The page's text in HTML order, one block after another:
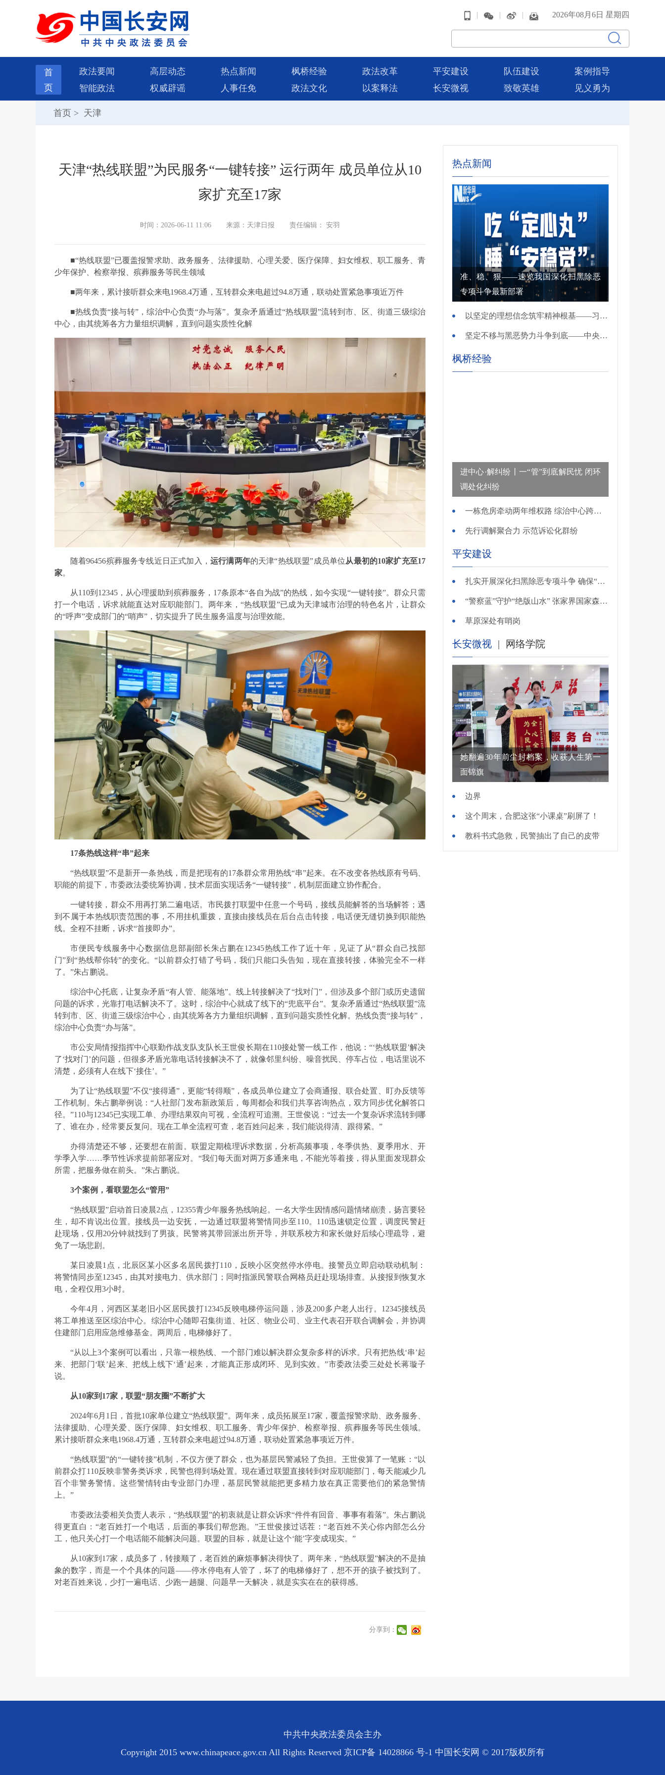
| | | 2026年08月6日 星期四
首
页
政法要闻 高层动态 热点新闻 枫桥经验 政法改革 平安建设 队伍建设
案例指导
智能政法
权威辟谣 人事任免 政法文化 以案释法 长安微视 致敬英雄 见义勇为
首页 > 天津
天津“热线联盟”为民服务“一键转接” 运行两年 成员单位从10
家扩充至17家
时间：2026-06-11 11:06 来源：天津日报 责任编辑： 安羽
■“热线联盟”已覆盖报警求助、政务服务、法律援助、心理关爱、医疗保障、妇女维权、职工服务、青
少年保护、检察举报、殡葬服务等民生领域
■两年来，累计接听群众来电1968.4万通，互转群众来电超过94.8万通，联动处置紧急事项近万件
■热线负责“接与转”，综治中心负责“办与落”。复杂矛盾通过“热线联盟”流转到市、区、街道三级综治
中心，由其统筹各方力量组织调解，直到问题实质性化解
随着96456殡葬服务专线近日正式加入， 运行满两年的天津“热线联盟”成员单位从最初的10家扩充至17
家。
从110到12345，从心理援助到殡葬服务，17条原本“各自为战”的热线，如今实现“一键转接”。群众只需
打一个电话，诉求就能直达对应职能部门。两年来，“热线联盟”已成为天津城市治理的特色名片，让群众
的“呼声”变成部门的“哨声”，切实提升了民生服务温度与治理效能。
17条热线这样“串”起来
“热线联盟”不是新开一条热线，而是把现有的17条群众常用热线“串”起来。在不改变各热线原有号码、
职能的前提下，市委政法委统筹协调，技术层面实现话务“一键转接”，机制层面建立协作配合。
一键转接，群众不用再打第二遍电话。市民拨打联盟中任意一个号码，接线员能解答的当场解答；遇
到不属于本热线职责范围的事，不用挂机重拨，直接由接线员在后台点击转接，电话便无缝切换到职能热
线。全程不挂断，诉求“首接即办”。
市便民专线服务中心数据信息部副部长朱占鹏在12345热线工作了近十年，见证了从“群众自己找部
门”到“热线帮你转”的变化。“以前群众打错了号码，我们只能口头告知，现在直接转接，体验完全不一样
了。”朱占鹏说。
综治中心托底，让复杂矛盾“有人管、能落地”。线上转接解决了“找对门”，但涉及多个部门或历史遗留
问题的诉求，光靠打电话解决不了。这时，综治中心就成了线下的“兜底平台”。复杂矛盾通过“热线联盟”流
转到市、区、街道三级综治中心，由其统筹各方力量组织调解，直到问题实质性化解。热线负责“接与转”，
综治中心负责“办与落”。
市公安局情报指挥中心联勤作战支队支队长王世俊长期在110接处警一线工作，他说：“‘热线联盟’解决
了‘找对门’的问题，但很多矛盾光靠电话转接解决不了，就像邻里纠纷、噪音扰民、停车占位，电话里说不
清楚，必须有人在线下‘接住’。”
为了让“热线联盟”不仅“接得通”，更能“转得顺”，各成员单位建立了会商通报、联合处置、盯办反馈等
工作机制。朱占鹏举例说：“人社部门发布新政策后，每周都会和我们共享咨询热点，双方同步优化解答口
径。”110与12345已实现工单、办理结果双向可视，全流程可追溯。王世俊说：“过去一个复杂诉求流转到哪
了、谁在办，经常要反复问。现在工单全流程可查，老百姓问起来，我们能说得清、跟得紧。”
办得清楚还不够，还要想在前面。联盟定期梳理诉求数据，分析高频事项，冬季供热、夏季用水、开
学季入学……季节性诉求提前部署应对。“我们每天面对两万多通来电，不能光等着接，得从里面发现群众
所需，把服务做在前头。”朱占鹏说。
3个案例，看联盟怎么“管用”
“热线联盟”启动首日凌晨2点，12355青少年服务热线响起。一名大学生因情感问题情绪崩溃，扬言要轻
生，却不肯说出位置。接线员一边安抚，一边通过联盟将警情同步至110。110迅速锁定位置，调度民警赶
赴现场，仅用20分钟就找到了男孩。民警将其带回派出所开导，并联系校方和家长做好后续心理疏导，避
免了一场悲剧。
某日凌晨1点，北辰区某小区多名居民拨打110，反映小区突然停水停电。接警员立即启动联动机制：
将警情同步至12345，由其对接电力、供水部门；同时指派民警联合网格员赶赴现场排查。从接报到恢复水
电，全程仅用3小时。
今年4月，河西区某老旧小区居民拨打12345反映电梯停运问题，涉及200多户老人出行。12345接线员
将工单推送至区综治中心。综治中心随即召集街道、社区、物业公司、业主代表召开联合调解会，并协调
住建部门启用应急维修基金。两周后，电梯修好了。
“从以上3个案例可以看出，只靠一根热线、一个部门难以解决群众复杂多样的诉求。只有把热线‘串’起
来、把部门‘联’起来、把线上线下‘通’起来，才能真正形成闭环、见到实效。”市委政法委三处处长蒋璇子
说。
从10家到17家，联盟“朋友圈”不断扩大
2024年6月1日，首批10家单位建立“热线联盟”。两年来，成员拓展至17家，覆盖报警求助、政务服务、
法律援助、心理关爱、医疗保障、妇女维权、职工服务、青少年保护、检察举报、殡葬服务等民生领域。
累计接听群众来电1968.4万通，互转群众来电超过94.8万通，联动处置紧急事项近万件。
“热线联盟”的“一键转接”机制，不仅方便了群众，也为基层民警减轻了负担。王世俊算了一笔账：“以
前群众打110反映非警务类诉求，民警也得到场处置。现在通过联盟直接转到对应职能部门，每天能减少几
百个非警务警情。这些警情转由专业部门办理，基层民警就能把更多精力放在真正需要他们的紧急警情
上。”
市委政法委相关负责人表示，“热线联盟”的初衷就是让群众诉求“件件有回音、事事有着落”。朱占鹏说
得更直白：“老百姓打一个电话，后面的事我们帮您跑。”王世俊接过话茬：“老百姓不关心你内部怎么分
工，他只关心打一个电话能不能解决问题。联盟的目标，就是让这个‘能’字变成现实。”
从10家到17家，成员多了，转接顺了，老百姓的麻烦事解决得快了。两年来，“热线联盟”解决的不是抽
象的数字，而是一个个具体的问题——停水停电有人管了，坏了的电梯修好了，想不开的孩子被找到了。
对老百姓来说，少打一遍电话、少跑一趟腿、问题早一天解决，就是实实在在的获得感。
分享到：
热点新闻
准、稳、狠——速览我国深化扫黑除恶
专项斗争最新部署
以坚定的理想信念筑牢精神根基——习近平党建思想理论品格系列述评之一
坚定不移与黑恶势力斗争到底——中央政法委负责同志就开展深化扫黑除恶专项斗争有关问题答记者问
枫桥经验
进中心·解纠纷丨一“管”到底解民忧 闭环
调处化纠纷
一栋危房牵动两年维权路 综治中心跨省寻鉴解民忧
先行调解聚合力 示范诉讼化群纷
平安建设
扎实开展深化扫黑除恶专项斗争 确保“全年全域平平安安、平平稳稳”——广东召开全省扫黑除恶专项斗争视频
“警察蓝”守护“绝版山水” 张家界国家森林公园景区派出所深化“生态警务”建设
草原深处有哨岗
长安微视 | 网络学院
她翻遍30年前尘封档案，收获人生第一
面锦旗
边界
这个周末，合肥这张“小课桌”刷屏了！
教科书式急救，民警抽出了自己的皮带
中共中央政法委员会主办
Copyright 2015 www.chinapeace.gov.cn All Rights Reserved 京ICP备 14028866 号-1 中国长安网 © 2017版权所有